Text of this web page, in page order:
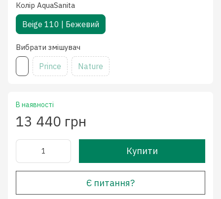
Колiр AquaSanita
Beige 110 | Бежевий
Вибрати змішувач
Prince Nature
В наявності
13 440 грн
Купити
Є питання?